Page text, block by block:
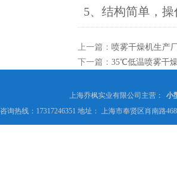
5、结构简单，
上一篇： 喷雾干燥机生产
下一篇： 35℃低温喷雾干
上海乔枫实业有限公司主营：
小
咨询热线：17317246351 地址： 上海市奉贤区肖南路